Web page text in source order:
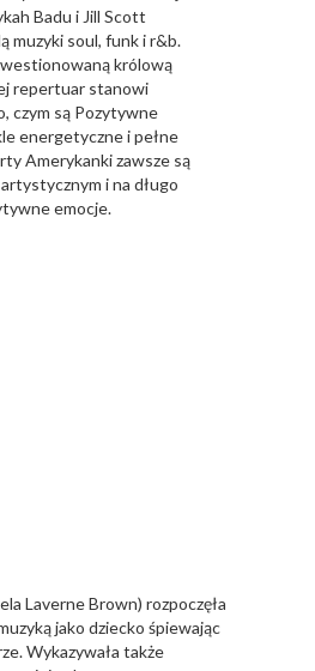
Badu i Jill Scott
muzyki soul, funk i r&b.
królową
repertuar stanowi
czym są Pozytywne
energetyczne i pełne
Amerykanki zawsze są
i na długo
emocje.
Laverne Brown) rozpoczęła
jako dziecko śpiewając
Wykazywała także